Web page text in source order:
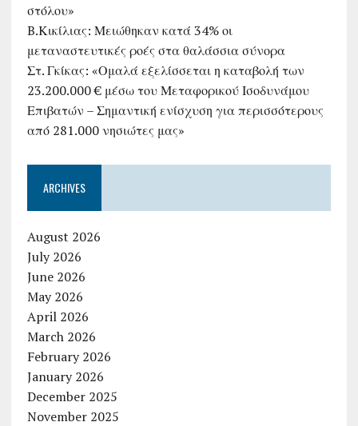
στόλου»
B.Κικίλιας: Μειώθηκαν κατά 34% οι
μεταναστευτικές ροές στα θαλάσσια σύνορα
Στ. Γκίκας: «Ομαλά εξελίσσεται η καταβολή των
23.200.000 € μέσω του Μεταφορικού Ισοδυνάμου
Επιβατών – Σημαντική ενίσχυση για περισσότερους
από 281.000 νησιώτες μας»
ARCHIVES
August 2026
July 2026
June 2026
May 2026
April 2026
March 2026
February 2026
January 2026
December 2025
November 2025